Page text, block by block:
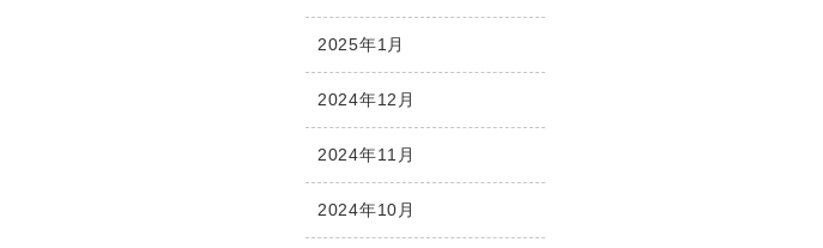
2025年1月
2024年12月
2024年11月
2024年10月